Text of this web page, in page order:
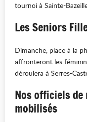
tournoi à Sainte-
Les Seniors
Dimanche, place à la
affronteront les
déroulera à Serres-
Nos officiels
mobilisés